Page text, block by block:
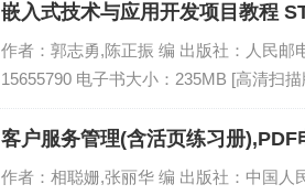
嵌入式技术与应用开发项目教程
作者：郭志勇,陈正振 编 出版社：人民邮
15655790 电子书大小：235MB [高清扫
客户服务管理(含活页练习册),PDF
作者：相聪姗,张丽华 编 出版社：中国人